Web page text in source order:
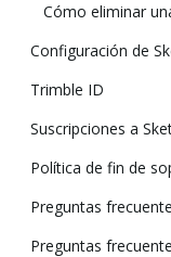
Cómo eliminar
Configuración de
Trimble ID
Suscripciones a
Política de fin de
Preguntas
Preguntas